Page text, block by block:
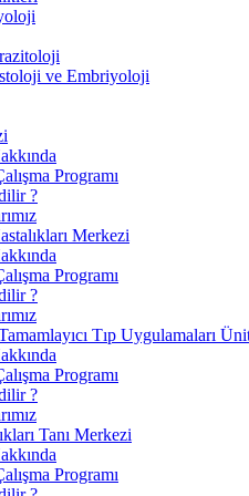
ve Embriyoloji
Programı
?
Merkezi
Programı
?
Tıp Uygulamaları
Programı
?
Tanı Merkezi
Programı